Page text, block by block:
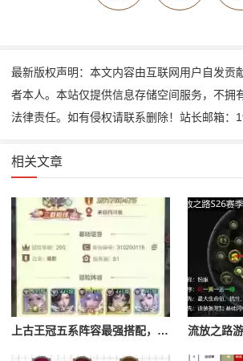
最新版权声明：本文内容由互联网用户自发贡
者本人。本站仅提供信息存储空间服务，不拥
法律责任。如有侵权请联系删除！站长邮箱：
相关文章
上古王冠五系阵容最强搭配，上古王冠五星排行